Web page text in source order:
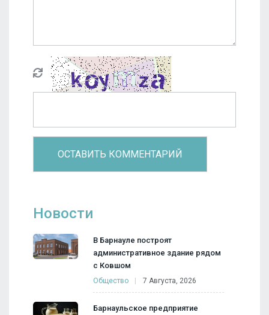
Новости
В Барнауле построят
административное здание рядом
с Ковшом
Общество 7 Августа, 2026
Барнаульское предприятие